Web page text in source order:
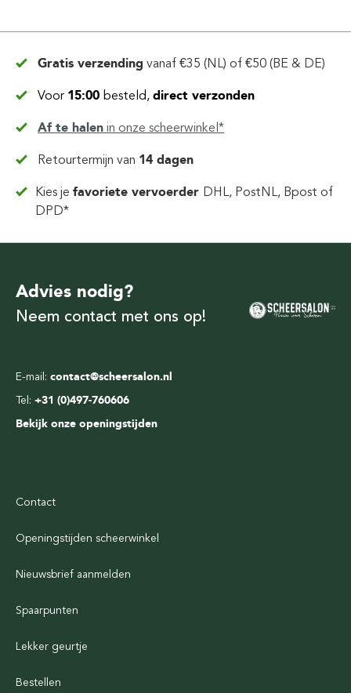
Gratis verzending vanaf €35 (NL) of €50 (BE & DE)
Voor 15:00 besteld, direct verzonden
Af te halen in onze scheerwinkel*
Retourtermijn van 14 dagen
Kies jefavoriete vervoerder DHL, PostNL, Bpost of
DPD*
E-mail: contact@scheersalon.nl
Tel: +31 (0)497-760606
Bekijk onze openingstijden
Advies nodig?
Neem contact met ons op!
Contact
Openingstijden scheerwinkel
Nieuwsbrief aanmelden
Spaarpunten
Lekker geurtje
Bestellen